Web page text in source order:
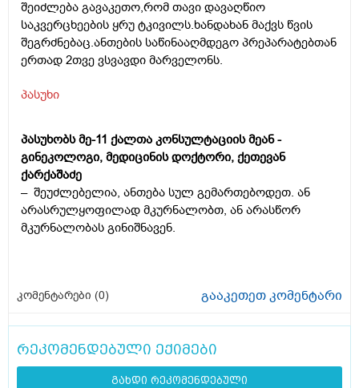
შეიძლება გავაკეთო,რომ თავი დავაღწიო
საკვერცხეების ყრუ ტკივილს.ხანდახან მაქვს წვის
შეგრძნებაც.ანთების საწინააღმდეგო პრეპარატებთან
ერთად 2თვე ვსვავდი მარველონს.
პასუხი
პასუხობს მე-11 ქალთა კონსულტაციის მეან -
გინეკოლოგი, მედიცინის დოქტორი, ქეთევან
ქარქაშაძე
– შეუძლებელია, ანთება სულ გემართებოდეთ. ან
არასრულყოფილად მკურნალობთ, ან არასწორ
მკურნალობას გინიშნავენ.
კომენტარები (0) გააკეთეთ კომენტარი
რეკომენდებული ექიმები
გახდი რეკომენდებული